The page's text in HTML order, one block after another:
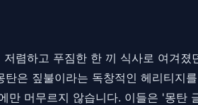
렴하고 푸짐한 한 끼 식사로 여겨
은 짚불이라는 독창적인 헤리티지
만 머무르지 않습니다. 이들은 '몽탄